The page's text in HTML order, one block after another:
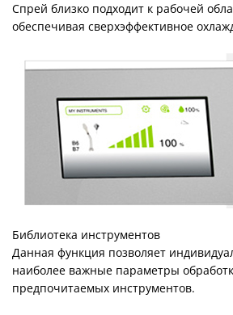
Спрей близко подходит к рабочей
обеспечивая сверхэффективное
Библиотека инструментов
Данная функция позволяет
наиболее важные параметры
предпочитаемых инструментов.